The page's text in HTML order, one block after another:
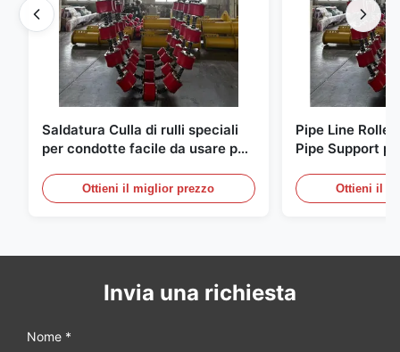
Saldatura Culla di rulli speciali
per condotte facile da usare per
Ottieni il miglior prezzo
Pipe Line
Pipe Support
professionali
Ottieni il
Invia una richiesta
Nome *